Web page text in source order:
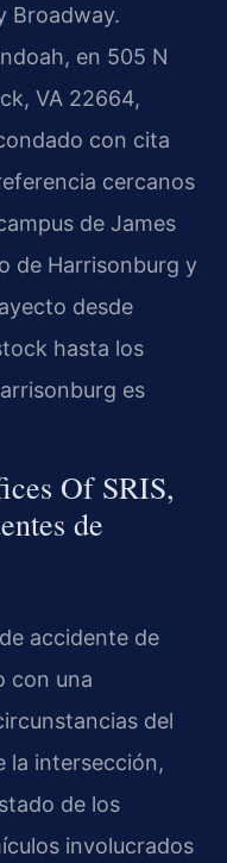
Broadway.
en 505 N
VA 22664,
con cita
cercanos
de James
de Harrisonburg y
desde
hasta los
es
Of SRIS,
de
accidente de
con una
del
la intersección,
de los
involucrados